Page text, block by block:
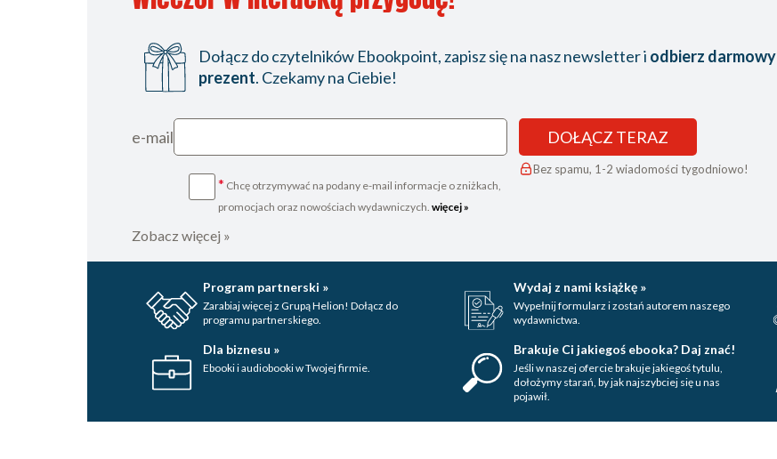
Dołącz do czytelników Ebookpoint, zapisz się na nasz newsletter i odbierz darmowy
prezent. Czekamy na Ciebie!
e-mail
* Chcę otrzymywać na podany e-mail informacje o zniżkach,
promocjach oraz nowościach wydawniczych. więcej »
DOŁĄCZ TERAZ
Bez spamu, 1-2 wiadomości tygodniowo!
Zobacz więcej »
Program partnerski »
Zarabiaj więcej z Grupą Helion! Dołącz do
programu partnerskiego.
Wydaj z nami książkę »
Wypełnij formularz i zostań autorem naszego
wydawnictwa.
Dla biznesu »
Ebooki i audiobooki w Twojej firmie.
Brakuje Ci jakiegoś ebooka? Daj znać!
Jeśli w naszej ofercie brakuje jakiegoś tytulu,
dołożymy starań, by jak najszybciej się u nas
pojawił.